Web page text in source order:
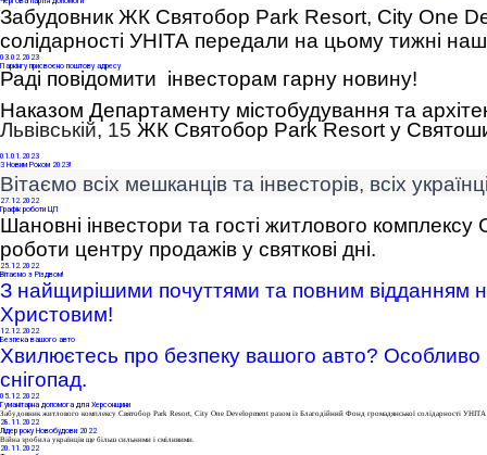
Забудовник ЖК Святобор Park Resort, City One
солідарності УНІТА передали на цьому тижні
03.02.2023
Паркінгу присвоєно поштову адресу
Раді повідомити інвесторам гарну новину!
Наказом Департаменту містобудування та
Львівській, 15 ЖК Святобор Park Resort у
01 .01.2023
З Новим Роком 2023!
Вітаємо всіх мешканців та інвесторів, всіх
27.12.2022
Графік роботи ЦП
Шановні інвестори та гості житлового
роботи центру продажів у святкові дні.
25.12.2022
Вітаємо з Різдвом!
З найщирішими почуттями та повним відданням
Христовим!
12.12.2022
Безпека вашого авто
Хвилюєтесь про безпеку вашого авто? Особливо
снігопад.
05.12.2022
Гуманітарна допомога для Херсонщини
Забудовник житлового комплексу Святобор Park Resort, City One Development разом із Благодійний Фонд громадянської солідарності УНІТА
28.11.2022
Лідер року Новобудови 2022
Війна зробила українців ще більш сильними і сміливими.
20.11.2022